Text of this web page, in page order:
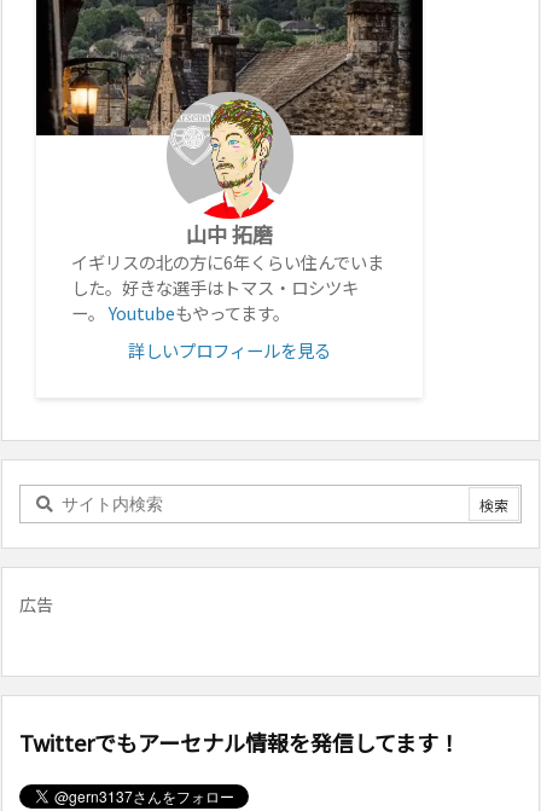
山中 拓磨
イギリスの北の方に6年くらい住んでいま
した。好きな選手はトマス・ロシツキ
ー。Youtubeもやってます。
詳しいプロフィールを見る
広告
Twitterでもアーセナル情報を発信してます！